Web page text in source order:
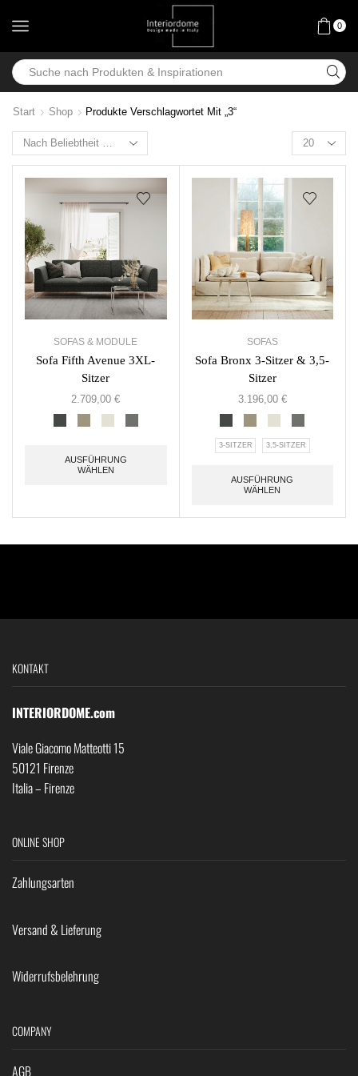
0
Start Shop Produkte Verschlagwortet Mit „3“
SOFAS & MODULE
Sofa Fifth Avenue 3XL-
Sitzer
2.709,00€
AUSFÜHRUNG
WÄHLEN
SOFAS
Sofa Bronx 3-Sitzer & 3,5-
Sitzer
3.196,00 €
3-SITZER 3,5-SITZER
AUSFÜHRUNG
WÄHLEN
KONTAKT
INTERIORDOME.com
Viale Giacomo Matteotti 15
50121 Firenze
Italia – Firenze
ONLINE SHOP
Zahlungsarten
Versand & Lieferung
Widerrufsbelehrung
COMPANY
AGB